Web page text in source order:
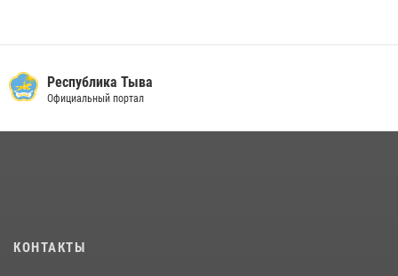
Инспекторы Росгвардии приняли участие в процедуре регистрации
Наадым-2026
21 июля 2026, 04:59
Республика Тыва
Официальный портал
КОНТАКТЫ